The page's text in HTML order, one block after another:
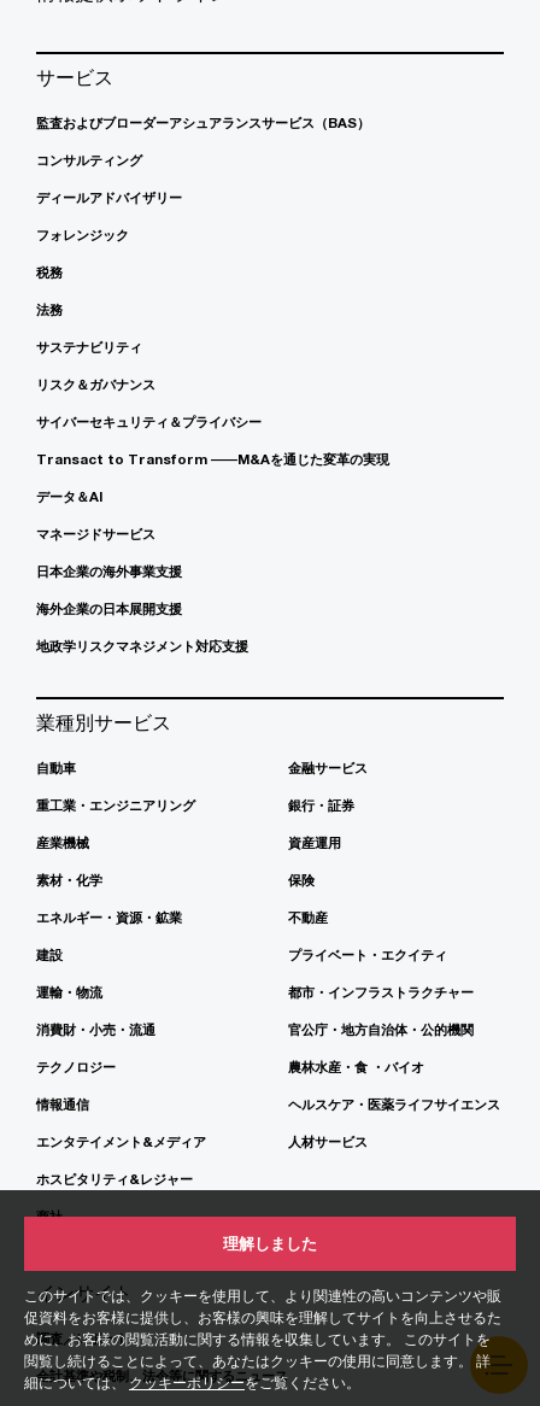
このサイトでは、クッキーを使用して、より関連性の高いコンテンツや販
促資料をお客様に提供し、お客様の興味を理解してサイトを向上させるた
めに、お客様の閲覧活動に関する情報を収集しています。 このサイトを
閲覧し続けることによって、あなたはクッキーの使用に同意します。 詳
細については、クッキーポリシーをご覧ください。
理解しました
サービス
監査およびブローダーアシュアランスサービス（BAS）
コンサルティング
ディールアドバイザリー
フォレンジック
税務
法務
サステナビリティ
リスク＆ガバナンス
サイバーセキュリティ＆プライバシー
Transact to Transform ――M&Aを通じた変革の実現
データ＆AI
マネージドサービス
日本企業の海外事業支援
海外企業の日本展開支援
地政学リスクマネジメント対応支援
業種別サービス
自動車
重工業・エンジニアリング
産業機械
素材・化学
エネルギー・資源・鉱業
建設
運輸・物流
消費財・小売・流通
テクノロジー
情報通信
エンタテイメント&メディア
ホスピタリティ&レジャー
商社
金融サービス
銀行・証券
資産運用
保険
不動産
プライベート・エクイティ
都市・インフラストラクチャー
官公庁・地方自治体・公的機関
農林水産・食 ・バイオ
ヘルスケア・医薬ライフサイエンス
人材サービス
インサイト
調査／レポート
会計基準や税制、法令等に関するニュース